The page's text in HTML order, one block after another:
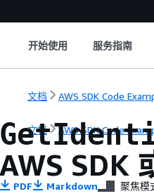
开始使用 服务指南
文档 AWS SDK Code
文档 AWS SDK Code
AWS SDK
PDF Markdown 聚焦模